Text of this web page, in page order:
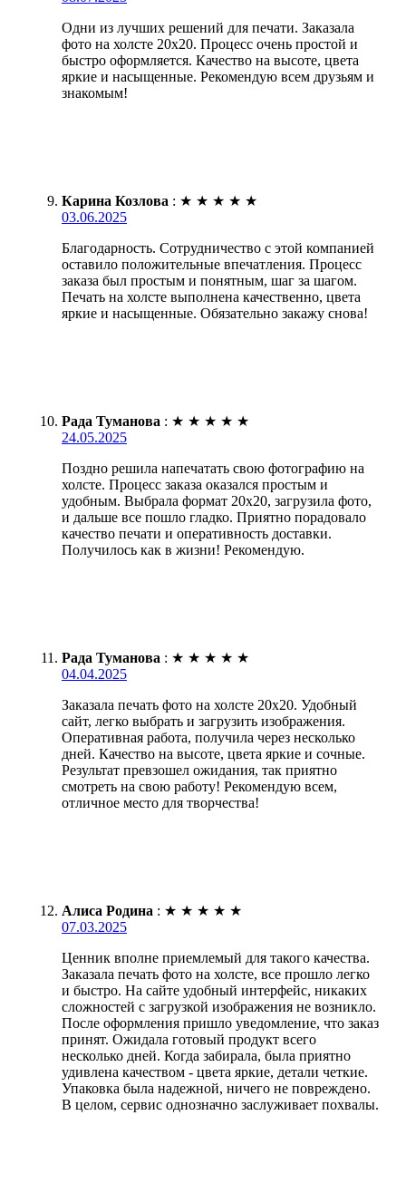
Одни из лучших решений для печати. Заказала
фото на холсте 20х20. Процесс очень простой и
быстро оформляется. Качество на высоте, цвета
яркие и насыщенные. Рекомендую всем друзьям и
знакомым!
Карина Козлова : ★ ★ ★ ★ ★
03.06.2025
Благодарность. Сотрудничество с этой компанией
оставило положительные впечатления. Процесс
заказа был простым и понятным, шаг за шагом.
Печать на холсте выполнена качественно, цвета
яркие и насыщенные. Обязательно закажу снова!
Рада Туманова : ★ ★ ★ ★ ★
24.05.2025
Поздно решила напечатать свою фотографию на
холсте. Процесс заказа оказался простым и
удобным. Выбрала формат 20х20, загрузила фото,
и дальше все пошло гладко. Приятно порадовало
качество печати и оперативность доставки.
Получилось как в жизни! Рекомендую.
Рада Туманова : ★ ★ ★ ★ ★
04.04.2025
Заказала печать фото на холсте 20х20. Удобный
сайт, легко выбрать и загрузить изображения.
Оперативная работа, получила через несколько
дней. Качество на высоте, цвета яркие и сочные.
Результат превзошел ожидания, так приятно
смотреть на свою работу! Рекомендую всем,
отличное место для творчества!
Алиса Родина : ★ ★ ★ ★ ★
07.03.2025
Ценник вполне приемлемый для такого качества.
Заказала печать фото на холсте, все прошло легко
и быстро. На сайте удобный интерфейс, никаких
сложностей с загрузкой изображения не возникло.
После оформления пришло уведомление, что заказ
принят. Ожидала готовый продукт всего
несколько дней. Когда забирала, была приятно
удивлена качеством - цвета яркие, детали четкие.
Упаковка была надежной, ничего не повреждено.
В целом, сервис однозначно заслуживает похвалы.